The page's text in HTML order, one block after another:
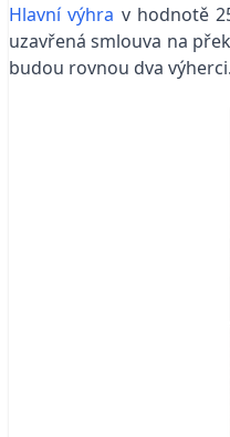
Hlavní výhra v hodnotě
uzavřená smlouva na
budou rovnou dva výherci.